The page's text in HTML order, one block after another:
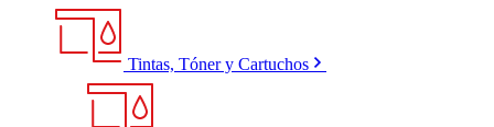
Tintas, Tóner y Cartuchos